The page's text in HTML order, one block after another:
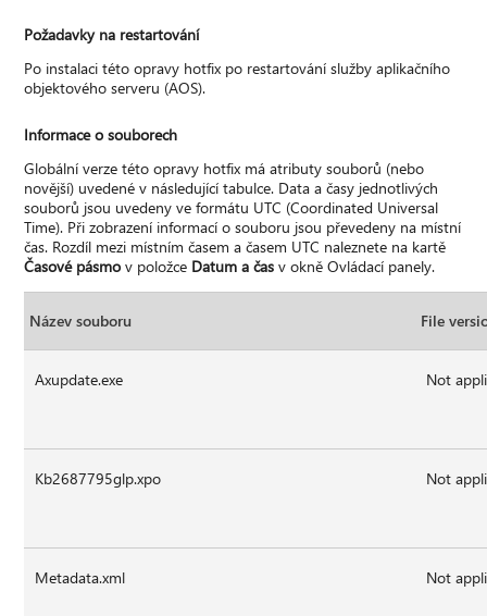
Požadavky na restartování
Po instalaci této opravy hotfix po restartování služby aplikačního
objektového serveru (AOS).
Informace o souborech
Globální verze této opravy hotfix má atributy souborů (nebo
novější) uvedené v následující tabulce. Data a časy jednotlivých
souborů jsou uvedeny ve formátu UTC (Coordinated Universal
Time). Při zobrazení informací o souboru jsou převedeny na místní
čas. Rozdíl mezi místním časem a časem UTC naleznete na kartě
Časové pásmo v položce Datum a čas v okně Ovládací panely.
Název souboru File
Axupdate.exe Not
Kb2687795glp.xpo Not
Metadata.xml Not